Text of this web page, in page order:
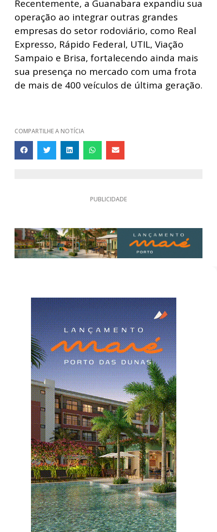
Recentemente, a Guanabara expandiu sua
operação ao integrar outras grandes
empresas do setor rodoviário, como Real
Expresso, Rápido Federal, UTIL, Viação
Sampaio e Brisa, fortalecendo ainda mais
sua presença no mercado com uma frota
de mais de 400 veículos de última geração.
COMPARTILHE A NOTÍCIA
PUBLICIDADE